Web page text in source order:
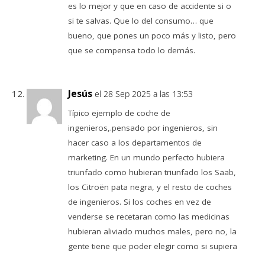
es lo mejor y que en caso de accidente si o
si te salvas. Que lo del consumo… que
bueno, que pones un poco más y listo, pero
que se compensa todo lo demás.
Jesús el 28 Sep 2025 a las 13:53
Típico ejemplo de coche de
ingenieros,.pensado por ingenieros, sin
hacer caso a los departamentos de
marketing. En un mundo perfecto hubiera
triunfado como hubieran triunfado los Saab,
los Citroën pata negra, y el resto de coches
de ingenieros. Si los coches en vez de
venderse se recetaran como las medicinas
hubieran aliviado muchos males, pero no, la
gente tiene que poder elegir como si supiera